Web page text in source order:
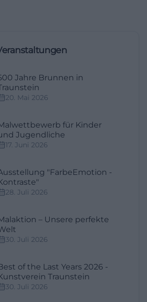
Jahre Brunnen in
20. Mai 2026
für Kinder
Jugendliche
17. Juni 2026
"FarbeEmotion -
28. Juli 2026
– Unsere perfekte
30. Juli 2026
of the Last Years 2026 -
Traunstein
30. Juli 2026